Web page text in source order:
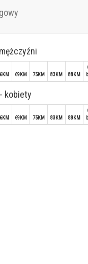
69KM 75KM 83KM 88KM
kobiety
69KM 75KM 83KM 88KM